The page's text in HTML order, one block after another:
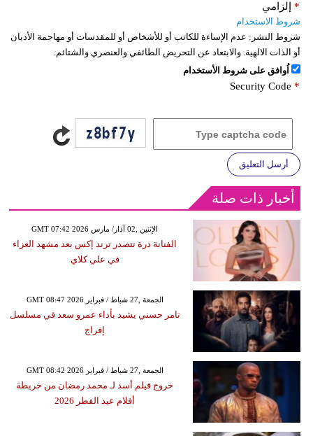
إلزامي *
شروط الاستخدام
شروط النشر: عدم الإساءة للكاتب أو للأشخاص أو للمقدسات أو مهاجمة الأديان
أو الذات الالهية. والابتعاد عن التحريض الطائفي والعنصري والشتائم.
اُوافق على شروط الأستخدام
Security Code *
أرسل التعليق
أخبار ذات صلة
GMT 07:42 2026 الإثنين ,02 آذار/ مارس
الفنانة درة تتصدر ترند إكس بعد مشهد العزاء
في علي كلاي
GMT 08:47 2026 الجمعة ,27 شباط / فبراير
تامر حسني يشيد بأداء عمرو سعد في مسلسل
إفراج
GMT 08:42 2026 الجمعة ,27 شباط / فبراير
خروج فيلم أسد لـ محمد رمضان من خريطة
أفلام عيد الفطر 2026